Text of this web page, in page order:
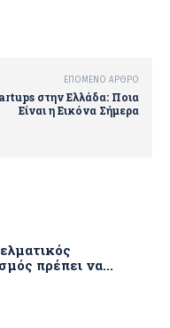
ΕΠΌΜΕΝΟ ΆΡΘΡΟ
στην Ελλάδα: Ποια
Είναι η Εικόνα Σήμερα
πρέπει να...